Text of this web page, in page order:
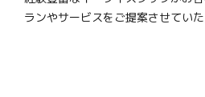
ランやサービスをご提案させていた